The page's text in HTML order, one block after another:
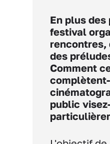
En plus
festival
rencontres,
des
Comment
public